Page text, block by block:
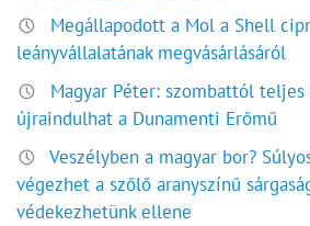
Megállapodott a Mol a Shell
leányvállalatának megvásárlásáról
Magyar Péter: szombattól teljes
újraindulhat a Dunamenti Erőmű
Veszélyben a magyar bor?
végezhet a szőlő aranyszínű
védekezhetünk ellene